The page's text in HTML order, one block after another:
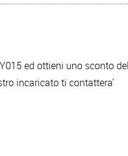
ed ottieni uno sconto
incaricato ti contattera'